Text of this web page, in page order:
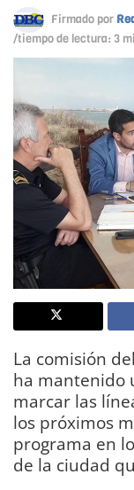
Firmado por
/tiempo de lectura: 3
La comisión
ha mantenido
marcar las
los próximos
programa en
de la ciudad